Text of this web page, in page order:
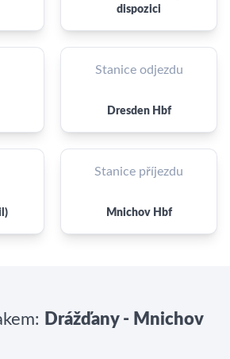
dispozici
Stanice odjezdu
Dresden Hbf
Stanice příjezdu
Mnichov Hbf
Drážďany - Mnichov